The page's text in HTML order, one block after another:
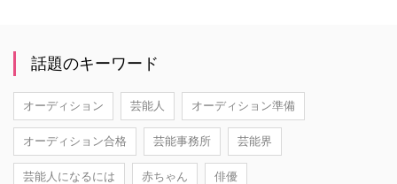
話題のキーワード
オーディション 芸能人 オーディション準備
オーディション合格 芸能事務所 芸能界
芸能人になるには 赤ちゃん 俳優